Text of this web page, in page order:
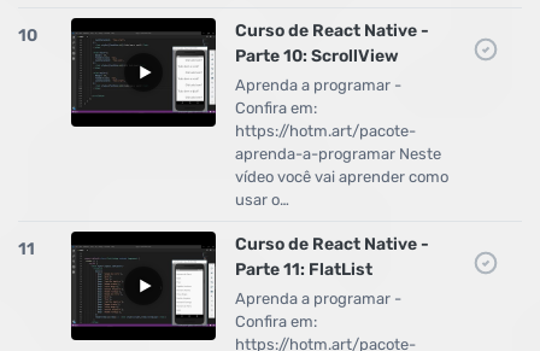
10
Curso de React Native -
Parte 10: ScrollView
Aprenda a programar -
Confira em:
https://hotm.art/pacote-
aprenda-a-programar Neste
vídeo você vai aprender como
usar o…
11
Curso de React Native -
Parte 11: FlatList
Aprenda a programar -
Confira em:
https://hotm.art/pacote-